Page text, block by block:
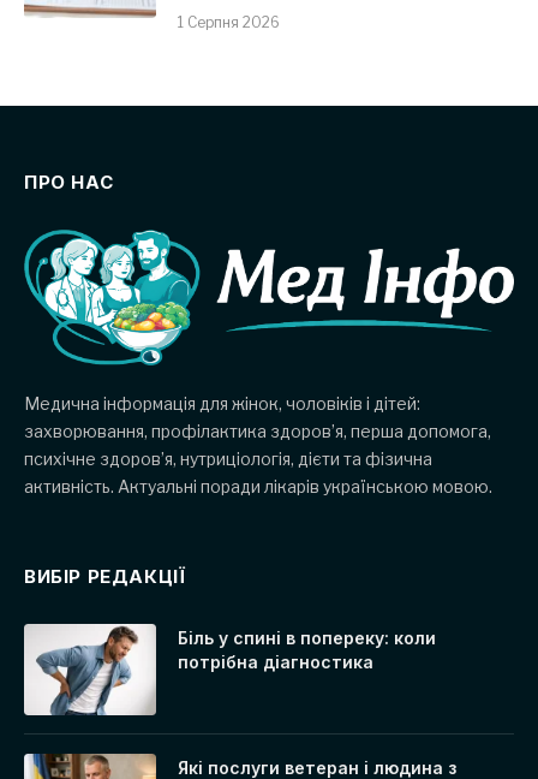
1 Серпня 2026
ПРО НАС
Медична інформація для жінок, чоловіків і дітей:
захворювання, профілактика здоров’я, перша допомога,
психічне здоров’я, нутриціологія, дієти та фізична
активність. Актуальні поради лікарів українською мовою.
ВИБІР РЕДАКЦІЇ
Біль у спині в попереку: коли
потрібна діагностика
Які послуги ветеран і людина з